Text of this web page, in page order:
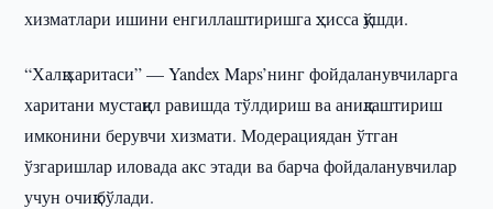
хизматлари ишини енгиллаштиришга ҳисса қўшди.
“Халқ харитаси” — Yandex Maps’нинг фойдаланувчиларга
харитани мустақил равишда тўлдириш ва аниқлаштириш
имконини берувчи хизмати. Модерациядан ўтган
ўзгаришлар иловада акс этади ва барча фойдаланувчилар
учун очиқ бўлади.